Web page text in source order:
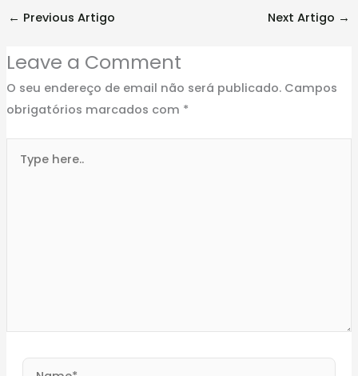
← Previous Artigo Next Artigo →
Leave a Comment
O seu endereço de email não será publicado. Campos
obrigatórios marcados com *
here..
Name*